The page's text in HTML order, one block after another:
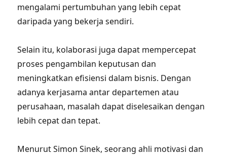
mengalami pertumbuhan yang lebih cepat
daripada yang bekerja sendiri.
Selain itu, kolaborasi juga dapat mempercepat
proses pengambilan keputusan dan
meningkatkan efisiensi dalam bisnis. Dengan
adanya kerjasama antar departemen atau
perusahaan, masalah dapat diselesaikan dengan
lebih cepat dan tepat.
Menurut Simon Sinek, seorang ahli motivasi dan